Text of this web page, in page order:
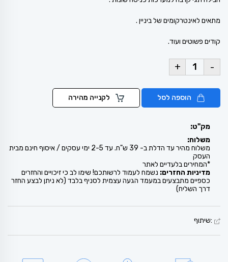
מתאים לאינטרקומים של ביניין .
קודים פשוטים ועוד.
-
+
הוספה לסל לקנייה מהירה
מק"ט:
משלוח:
משלוח מהיר עד הדלת ב- 39 ש"ח. עד 2-5 ימי עסקים / איסוף חינם מבית
העסק
*המחירים בלעדיים לאתר
מדיניות החזרים: נשמח לעמוד לרשותכם! שימו לב כי זיכויים והחזרים
כספיים מתבצעים במעמד הגעה עצמית לסניף בלבד (לא ניתן לבצע החזר
דרך השליח)
:שיתוף